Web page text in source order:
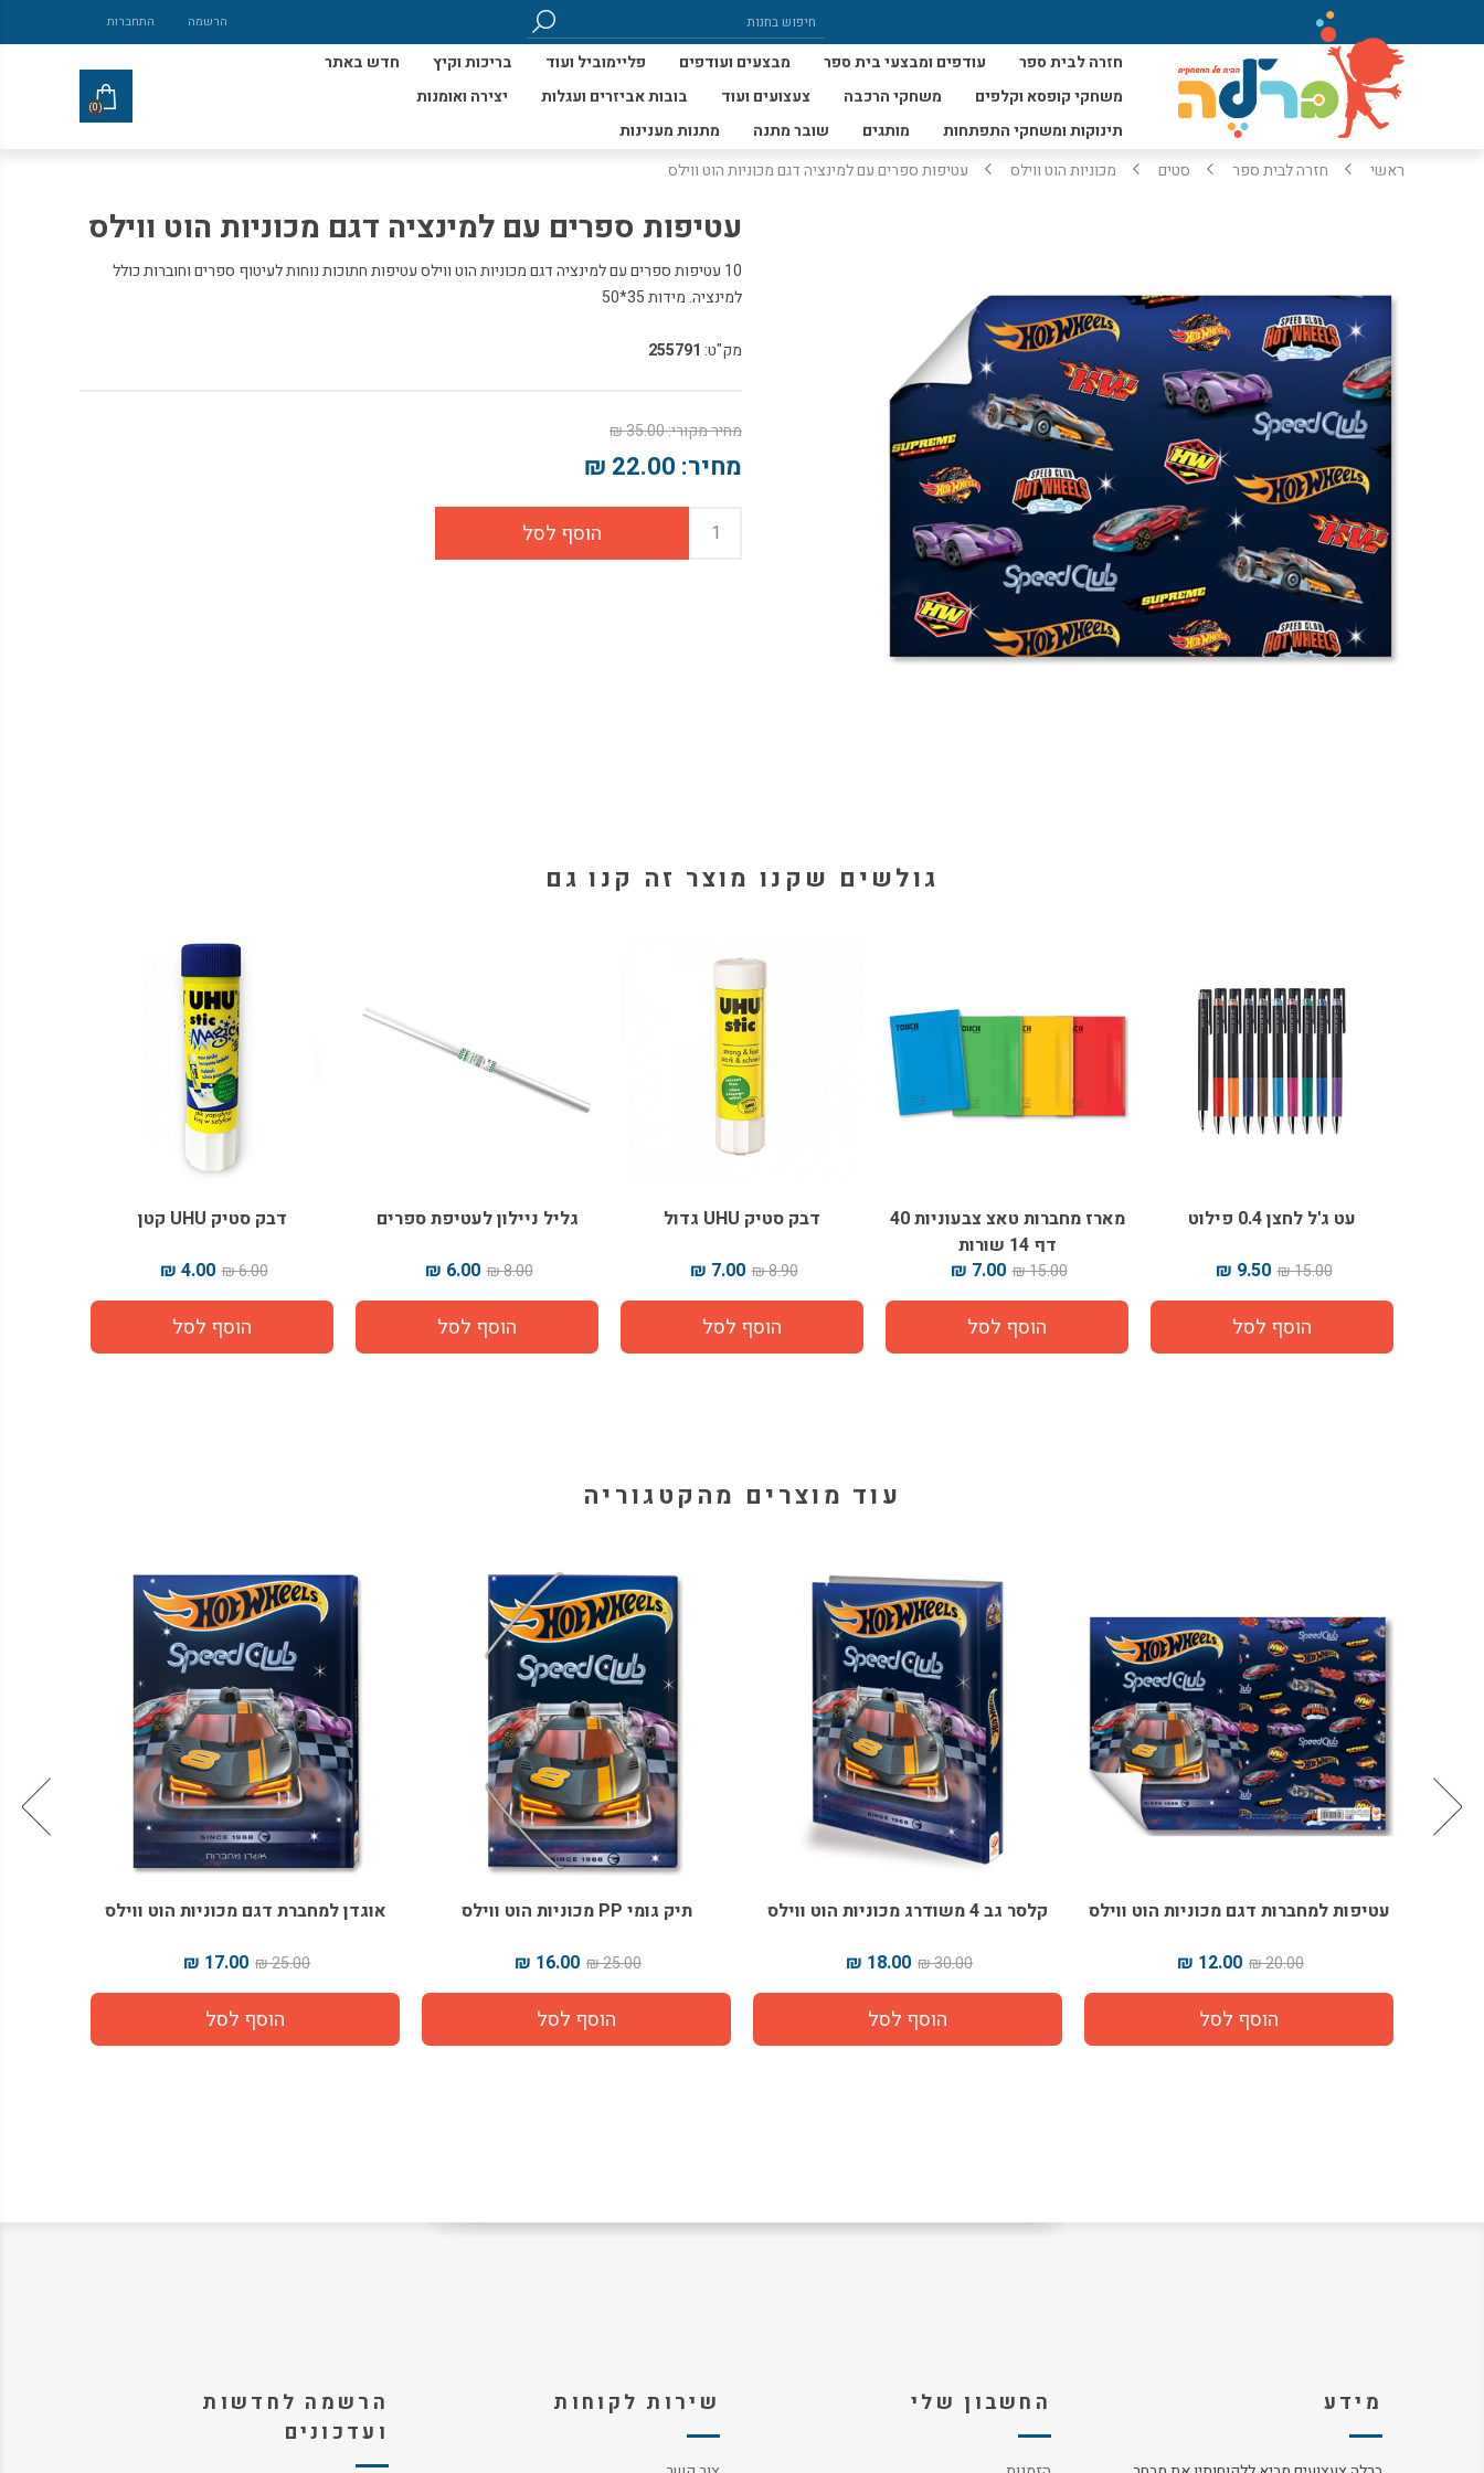
הרשמה התחברות
חזרה לבית ספר עודפים ומבצעי בית ספר מבצעים ועודפים פליימוביל ועוד בריכות וקיץ
חדש באתר
משחקי קופסא וקלפים
משחקי הרכבה צעצועים ועוד בובות אביזרים ועגלות
יצירה ואומנות
תינוקות ומשחקי התפתחות
מותגים שובר מתנה מתנות מענינות
(0)
ראשי חזרה לבית ספר סטים מכוניות הוט ווילס עטיפות ספרים עם למינציה דגם מכוניות הוט ווילס
עטיפות ספרים עם למינציה דגם מכוניות הוט ווילס
10 עטיפות ספרים עם למינציה דגם מכוניות הוט ווילס עטיפות חתוכות נוחות לעיטוף ספרים וחוברות כולל
למינציה. מידות 35*50
מק"ט: 255791
מחיר מקורי:35.00 ₪
מחיר: 22.00 ₪
גולשים שקנו מוצר זה קנו גם
עט ג'ל לחצן 0.4 פילוט
15.00 ₪
9.50 ₪
מארז מחברות טאצ צבעוניות 40
דף 14 שורות
15.00 ₪
7.00 ₪
דבק סטיק UHU גדול
8.90 ₪
7.00 ₪
גליל ניילון לעטיפת ספרים
8.00 ₪
6.00 ₪
דבק סטיק UHU קטן
6.00 ₪
4.00 ₪
עוד מוצרים מהקטגוריה
עטיפות למחברות דגם מכוניות הוט ווילס
20.00 ₪
12.00 ₪
קלסר גב 4 משודרג מכוניות הוט ווילס
30.00 ₪
18.00 ₪
תיק גומי PP מכוניות הוט ווילס
25.00 ₪
16.00 ₪
אוגדן למחברת דגם מכוניות הוט ווילס
25.00 ₪
17.00 ₪
מידע החשבון שלי שירות לקוחות
הרשמה לחדשות
ועדכונים